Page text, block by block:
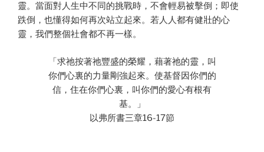
靈。當面對人生中不同的挑戰時，不會輕易被擊倒；即使
跌倒，也懂得如何再次站立起來。若人人都有健壯的心
靈，我們整個社會都不再一樣。
「求祂按著祂豐盛的榮耀，藉著祂的靈，叫
你們心裏的力量剛強起來。使基督因你們的
信，住在你們心裏，叫你們的愛心有根有
基。」
以弗所書三章16-17節